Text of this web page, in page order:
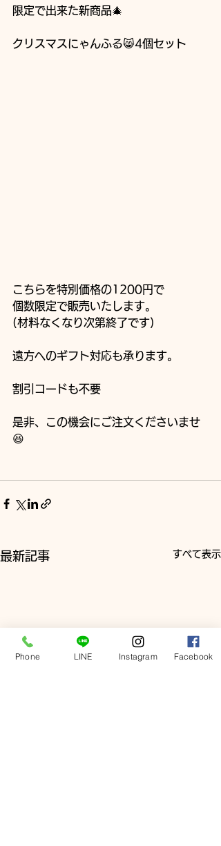
限定で出来た新商品🎄
クリスマスにゃんふる😸4個セット
こちらを特別価格の1200円で
個数限定で販売いたします。
(材料なくなり次第終了です)
遠方へのギフト対応も承ります。
割引コードも不要
是非、この機会にご注文くださいませ
😆
最新記事 すべて表示
Phone LINE Instagram Facebook